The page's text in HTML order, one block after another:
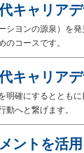
キャリア
シヨンの源泉）を
のコースです。
キャリア
明確にするととも
動へと繋げます。
ントを活